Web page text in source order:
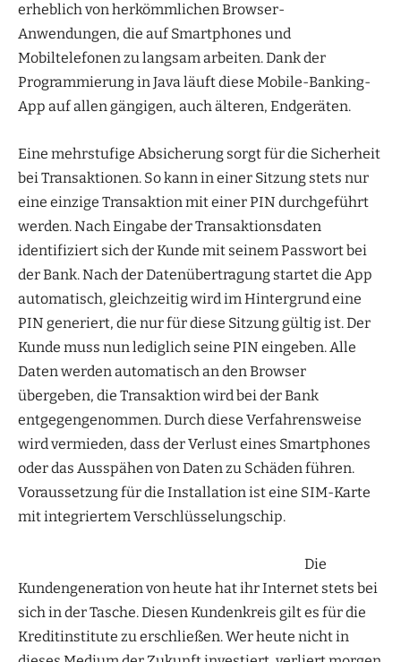
erheblich von herkömmlichen Browser-
Anwendungen, die auf Smartphones und
Mobiltelefonen zu langsam arbeiten. Dank der
Programmierung in Java läuft diese Mobile-Banking-
App auf allen gängigen, auch älteren, Endgeräten.
Eine mehrstufige Absicherung sorgt für die Sicherheit
bei Transaktionen. So kann in einer Sitzung stets nur
eine einzige Transaktion mit einer PIN durchgeführt
werden. Nach Eingabe der Transaktionsdaten
identifiziert sich der Kunde mit seinem Passwort bei
der Bank. Nach der Datenübertragung startet die App
automatisch, gleichzeitig wird im Hintergrund eine
PIN generiert, die nur für diese Sitzung gültig ist. Der
Kunde muss nun lediglich seine PIN eingeben. Alle
Daten werden automatisch an den Browser
übergeben, die Transaktion wird bei der Bank
entgegengenommen. Durch diese Verfahrensweise
wird vermieden, dass der Verlust eines Smartphones
oder das Ausspähen von Daten zu Schäden führen.
Voraussetzung für die Installation ist eine SIM-Karte
mit integriertem Verschlüsselungschip.
Die
Kundengeneration von heute hat ihr Internet stets bei
sich in der Tasche. Diesen Kundenkreis gilt es für die
Kreditinstitute zu erschließen. Wer heute nicht in